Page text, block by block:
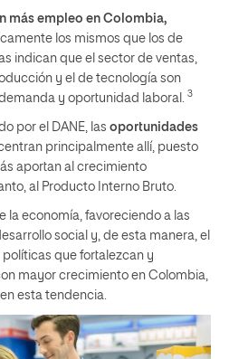
más empleo en Colombia,
los mismos que los de
indican que el sector de ventas,
y el de tecnología son
y oportunidad laboral.
3
por el DANE, las oportunidades
principalmente allí, puesto
aportan al crecimiento
al Producto Interno Bruto.
la economía, favoreciendo a las
social y, de esta manera, el
que fortalezcan y
mayor crecimiento en Colombia,
esta tendencia.